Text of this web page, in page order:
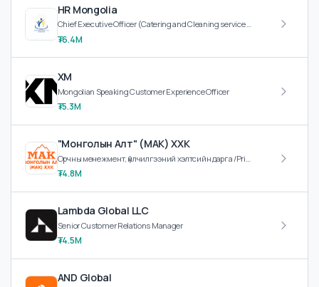
Вестас Монголиа ХХК
Field Service Technician
₮10.0M
HR Mongolia
₮6.4M
XM
Mongolian Speaking Customer Experience Officer
"Монголын Алт" (МАК) ХХК